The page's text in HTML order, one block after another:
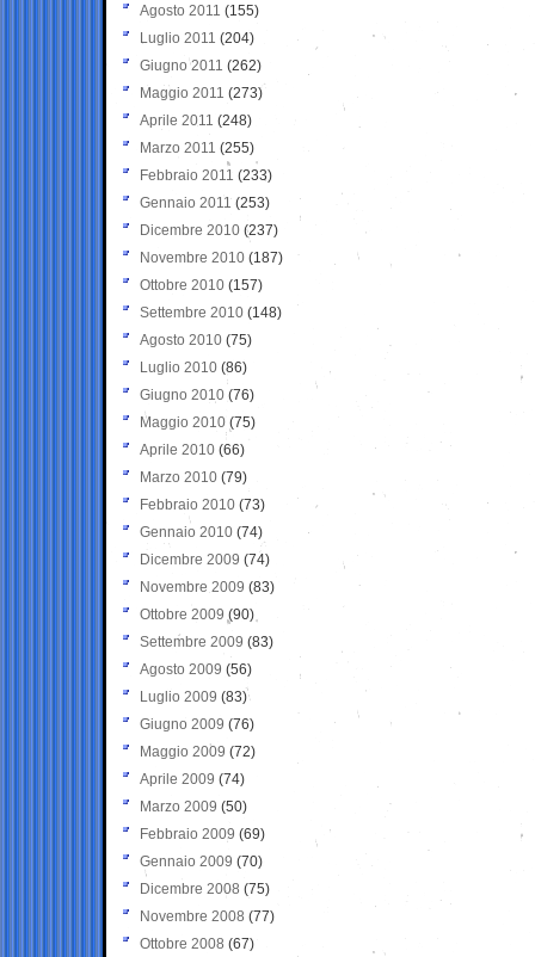
Agosto 2011 (155)
Luglio 2011 (204)
Giugno 2011 (262)
Maggio 2011 (273)
Aprile 2011 (248)
Marzo 2011 (255)
Febbraio 2011 (233)
Gennaio 2011 (253)
Dicembre 2010 (237)
Novembre 2010 (187)
Ottobre 2010 (157)
Settembre 2010 (148)
Agosto 2010 (75)
Luglio 2010 (86)
Giugno 2010 (76)
Maggio 2010 (75)
Aprile 2010 (66)
Marzo 2010 (79)
Febbraio 2010 (73)
Gennaio 2010 (74)
Dicembre 2009 (74)
Novembre 2009 (83)
Ottobre 2009 (90)
Settembre 2009 (83)
Agosto 2009 (56)
Luglio 2009 (83)
Giugno 2009 (76)
Maggio 2009 (72)
Aprile 2009 (74)
Marzo 2009 (50)
Febbraio 2009 (69)
Gennaio 2009 (70)
Dicembre 2008 (75)
Novembre 2008 (77)
Ottobre 2008 (67)